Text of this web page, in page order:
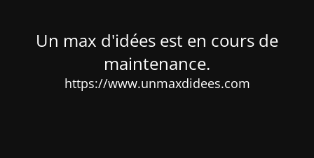
Un max d'idées est en cours de
maintenance.
https://www.unmaxdidees.com